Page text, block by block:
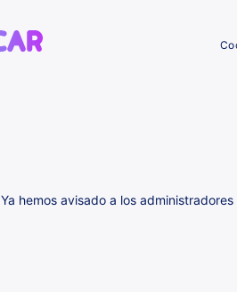
Ya hemos avisado a los